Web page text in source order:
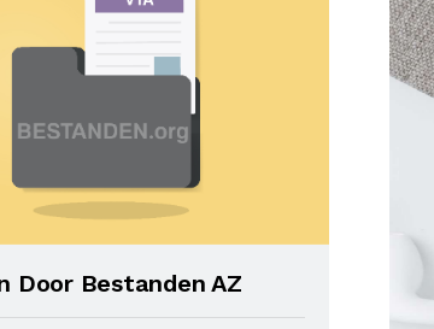
Door Bestanden AZ